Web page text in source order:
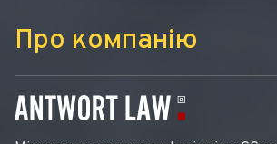
Про компанію